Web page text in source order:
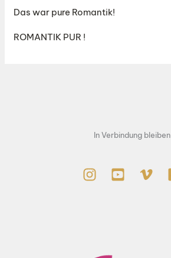
Das war pure Romantik!
ROMANTIK PUR !
In Verbindung bleiben